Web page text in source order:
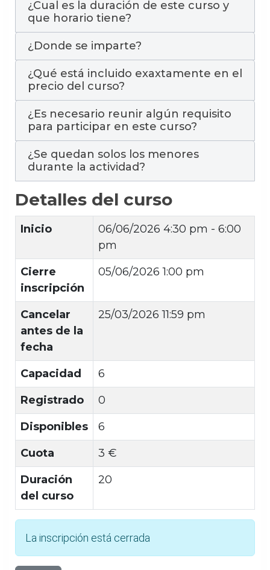
¿Cual es la duración de este curso y
que horario tiene?
¿Donde se imparte?
¿Qué está incluido exaxtamente en el
precio del curso?
¿Es necesario reunir algún requisito
para participar en este curso?
¿Se quedan solos los menores
durante la actividad?
Detalles del curso
Inicio 06/06/2026 4:30 pm - 6:00
pm
Cierre
inscripción
05/06/2026 1:00 pm
Cancelar
antes de la
fecha
25/03/2026 11:59 pm
Capacidad
6
Registrado
0
Disponibles
6
Cuota
3 €
Duración
del curso
20
La inscripción está cerrada